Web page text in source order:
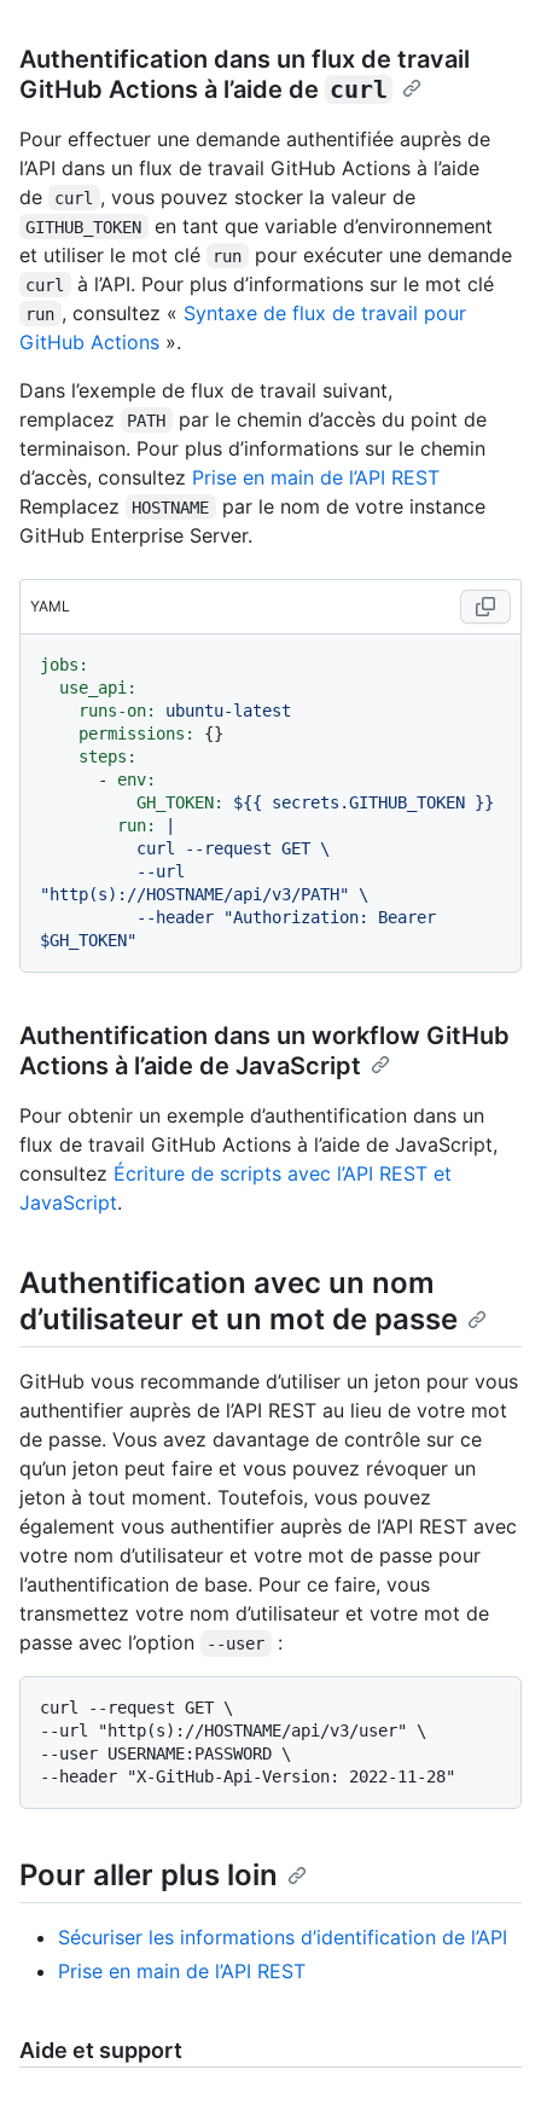
Authentification dans un flux de travail
GitHub Actions à l’aide de curl
Pour effectuer une demande authentifiée auprès de
l’API dans un flux de travail GitHub Actions à l’aide
de
curl , vous pouvez stocker la valeur de
GITHUB_TOKEN
en tant que variable d’environnement
et utiliser le mot clé
run pour exécuter une demande
curl à l’API. Pour plus d’informations sur le mot clé
run , consultez « Syntaxe de flux de travail pour
GitHub Actions ».
Dans l’exemple de flux de travail suivant,
remplacez
PATH
par le chemin d’accès du point de
terminaison. Pour plus d’informations sur le chemin
d’accès, consultez Prise en main de l’API REST
Remplacez
HOSTNAME
par le nom de votre instance
GitHub Enterprise Server.
YAML
jobs:
use_api:
runs-on:
ubuntu-latest
permissions:
{}
steps:
-
env:
GH_TOKEN:
${{ secrets.GITHUB_TOKEN }}
run:
"http(s)://HOSTNAME/api/v3/PATH" \
Authentification dans un workflow GitHub
Actions à l’aide de JavaScript
Pour obtenir un exemple d’authentification dans un
flux de travail GitHub Actions à l’aide de JavaScript,
consultez Écriture de scripts avec l’API REST et
JavaScript.
Authentification avec un nom
d’utilisateur et un mot de passe
GitHub vous recommande d’utiliser un jeton pour vous
authentifier auprès de l’API REST au lieu de votre mot
de passe. Vous avez davantage de contrôle sur ce
qu’un jeton peut faire et vous pouvez révoquer un
jeton à tout moment. Toutefois, vous pouvez
également vous authentifier auprès de l’API REST avec
votre nom d’utilisateur et votre mot de passe pour
l’authentification de base. Pour ce faire, vous
transmettez votre nom d’utilisateur et votre mot de
passe avec l’option
--user :
curl --request GET \
--url "http(s)://HOSTNAME/api/v3/user" \
--user USERNAME:PASSWORD \
Pour aller plus loin
Sécuriser les informations d’identification de l’API
Prise en main de l’API REST
Aide et support